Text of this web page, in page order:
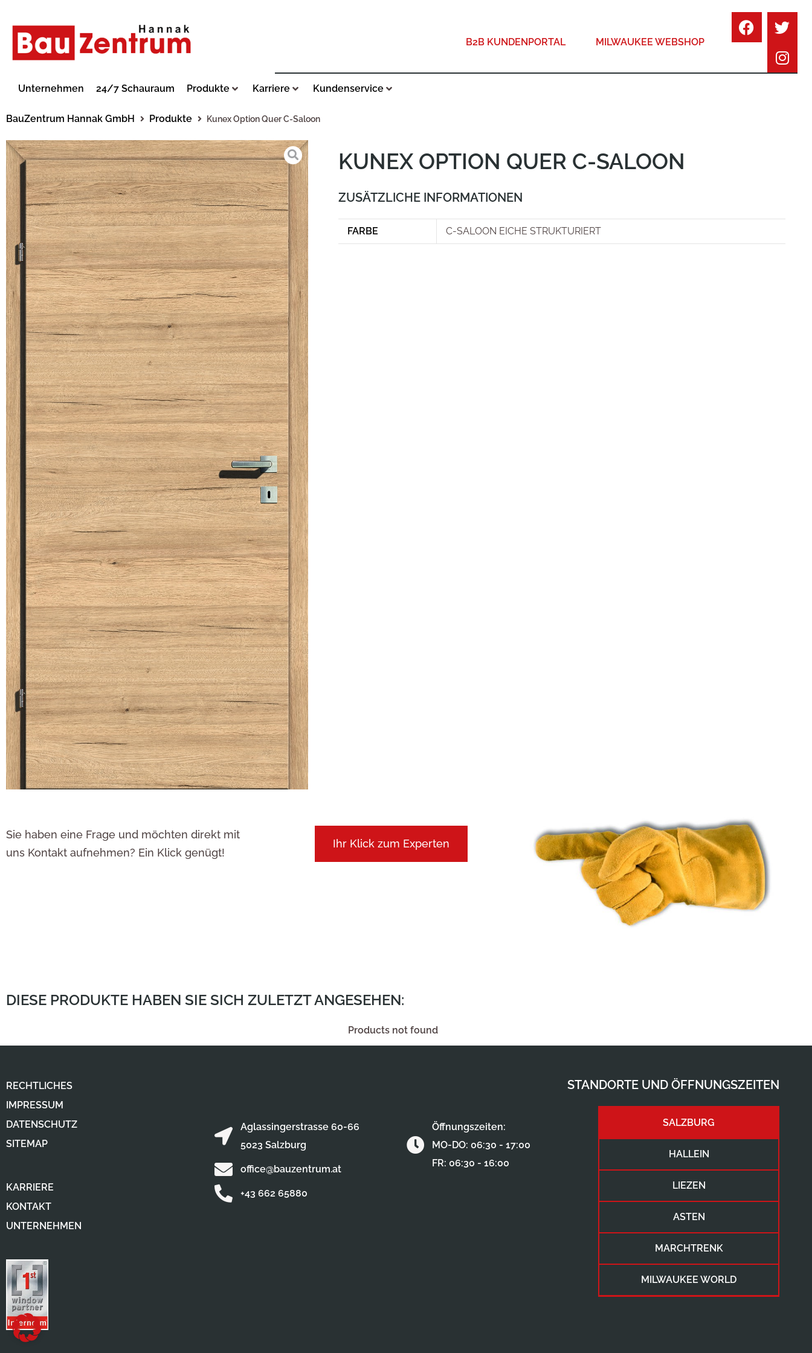
B2B KUNDENPORTAL MILWAUKEE WEBSHOP
Unternehmen 24/7 Schauraum Produkte Karriere Kundenservice
BauZentrum Hannak GmbH Produkte Kunex Option Quer C-Saloon
KUNEX OPTION QUER C-SALOON
ZUSÄTZLICHE INFORMATIONEN
FARBE C-SALOON EICHE STRUKTURIERT
Sie haben eine Frage und möchten direkt mit
uns Kontakt aufnehmen? Ein Klick genügt!
Ihr Klick zum Experten
DIESE PRODUKTE HABEN SIE SICH ZULETZT ANGESEHEN:
Products not found
RECHTLICHES
IMPRESSUM
DATENSCHUTZ
SITEMAP
KARRIERE
KONTAKT
UNTERNEHMEN
STANDORTE UND ÖFFNUNGSZEITEN
SALZBURG
HALLEIN
LIEZEN
ASTEN
MARCHTRENK
MILWAUKEE WORLD
Aglassingerstrasse 60-66
5023 Salzburg
office@bauzentrum.at
+43 662 65880
Öffnungszeiten:
MO-DO: 06:30 - 17:00
FR: 06:30 - 16:00